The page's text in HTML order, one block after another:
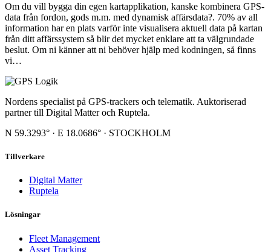
Om du vill bygga din egen kartapplikation, kanske kombinera GPS-
data från fordon, gods m.m. med dynamisk affärsdata?. 70% av all
information har en plats varför inte visualisera aktuell data på kartan
från ditt affärssystem så blir det mycket enklare att ta välgrundade
beslut. Om ni känner att ni behöver hjälp med kodningen, så finns
vi…
Nordens specialist på GPS-trackers och telematik. Auktoriserad
partner till Digital Matter och Ruptela.
N 59.3293° · E 18.0686° · STOCKHOLM
Tillverkare
Digital Matter
Ruptela
Lösningar
Fleet Management
Asset Tracking